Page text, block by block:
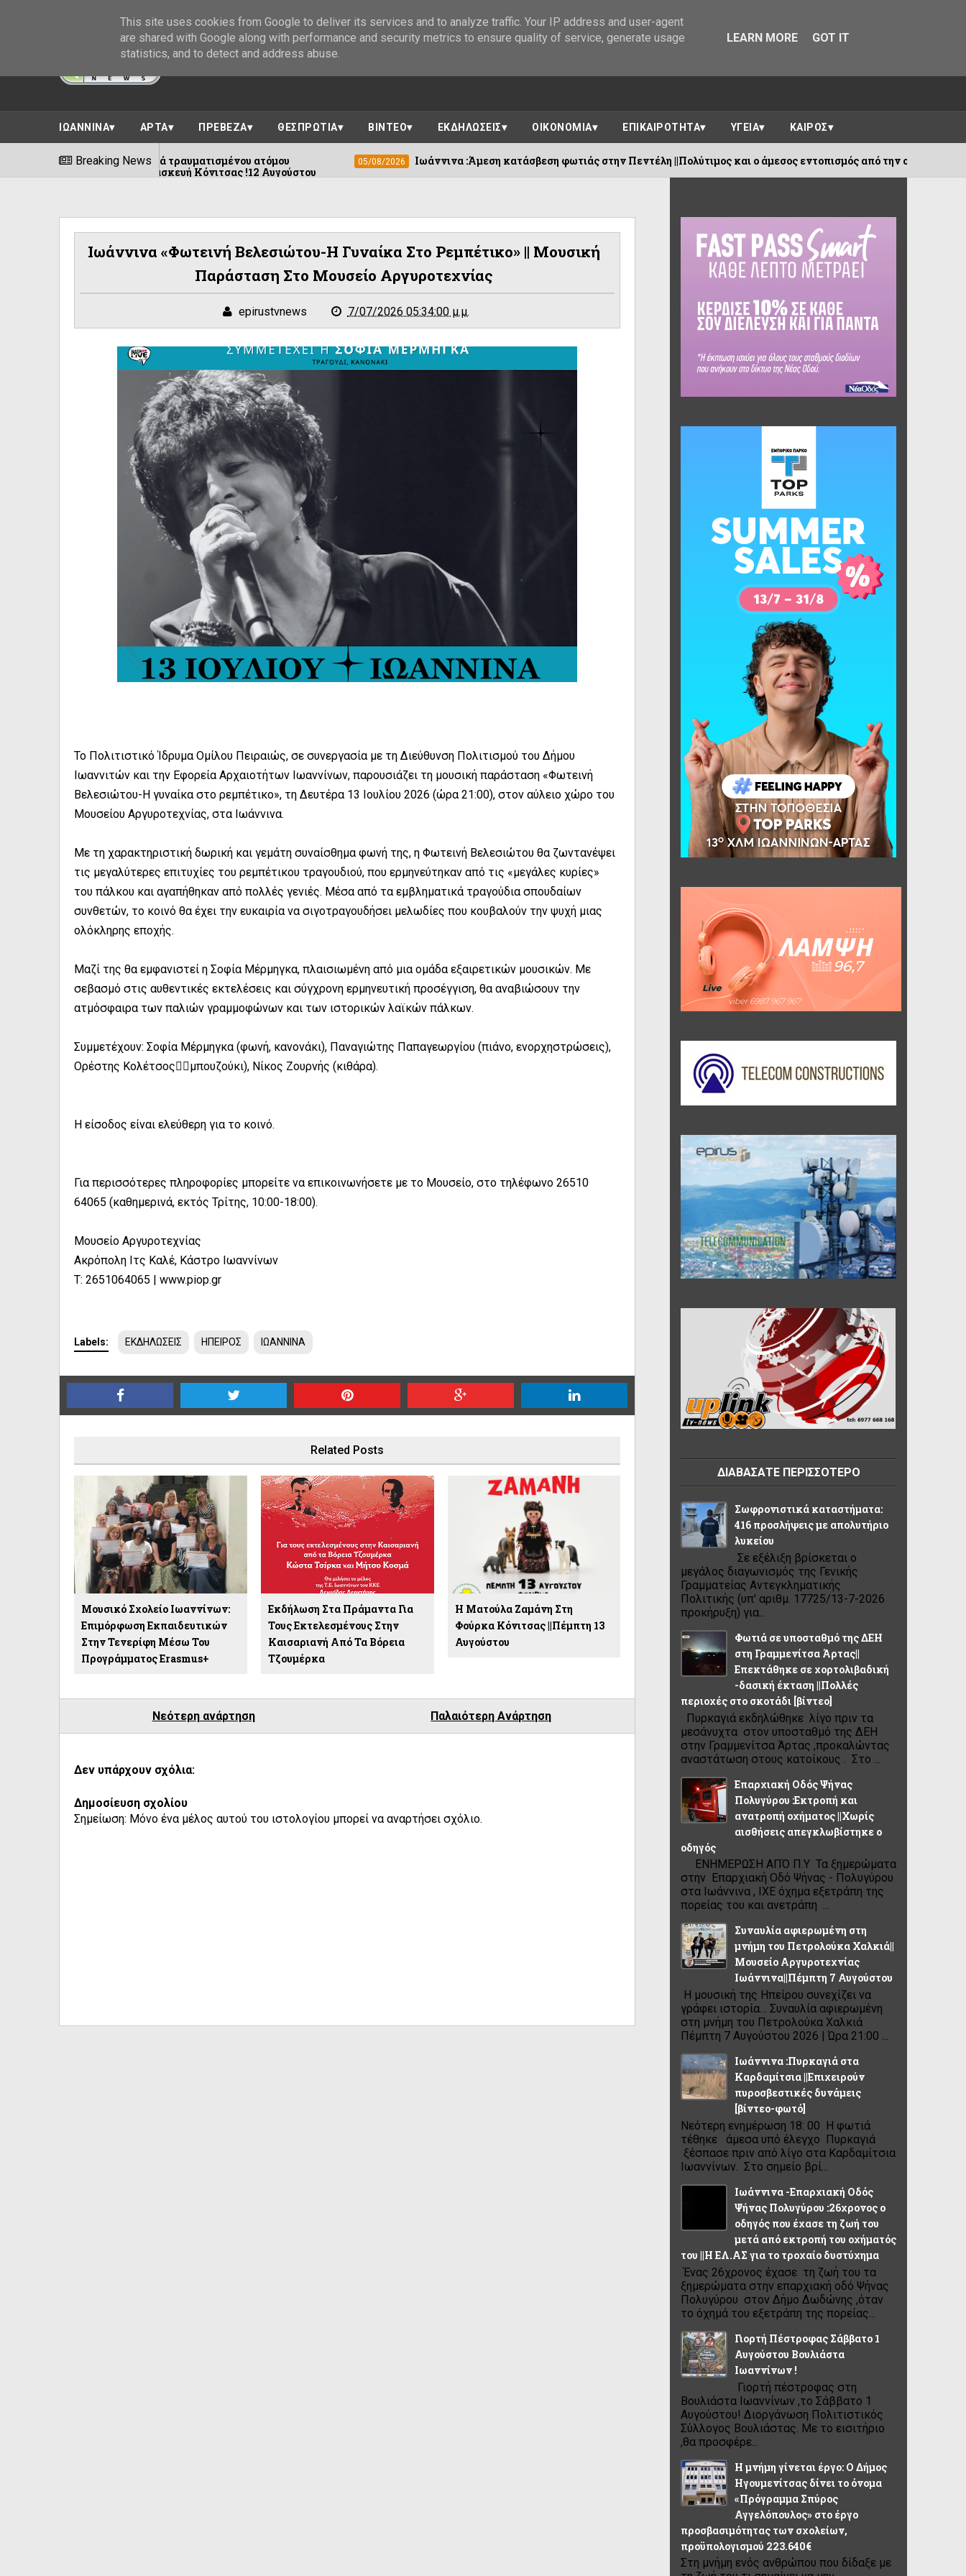
ΙΩΑΝΝΙΝΑ ΑΡΤΑ ΠΡΕΒΕΖΑ ΘΕΣΠΡΩΤΙΑ ΒΙΝΤΕΟ ΕΚΔΗΛΩΣΕΙΣ ΟΙΚΟΝΟΜΙΑ ΕΠΙΚΑΙΡΟΤΗΤΑ ΥΓΕΙΑ ΚΑΙΡΟΣ
Breaking News
τη μεταφορά τραυματισμένου ατόμου 05/08/2026
Ιωάννινα :Άμεση κατάσβεση φωτιάς στην Πεντέλη ||Πολύτιμος και ο άμεσος εντοπισμός από την ομάδα επιφυλακής της
-Αγία Παρασκευή Κόνιτσας !12 Αυγούστου
Ιωάννινα «Φωτεινή Βελεσιώτου-H Γυναίκα Στο Ρεμπέτικο» || Μουσική
Παράσταση Στο Μουσείο Αργυροτεχνίας
epirustvnews 7/07/2026 05:34:00 μ.μ.
Το Πολιτιστικό Ίδρυμα Ομίλου Πειραιώς, σε συνεργασία με τη Διεύθυνση Πολιτισμού του Δήμου
Ιωαννιτών και την Εφορεία Αρχαιοτήτων Ιωαννίνων, παρουσιάζει τη μουσική παράσταση «Φωτεινή
Βελεσιώτου-Η γυναίκα στο ρεμπέτικο», τη Δευτέρα 13 Ιουλίου 2026 (ώρα 21:00), στον αύλειο χώρο του
Μουσείου Αργυροτεχνίας, στα Ιωάννινα.
Με τη χαρακτηριστική δωρική και γεμάτη συναίσθημα φωνή της, η Φωτεινή Βελεσιώτου θα ζωντανέψει
τις μεγαλύτερες επιτυχίες του ρεμπέτικου τραγουδιού, που ερμηνεύτηκαν από τις «μεγάλες κυρίες»
του πάλκου και αγαπήθηκαν από πολλές γενιές. Μέσα από τα εμβληματικά τραγούδια σπουδαίων
συνθετών, το κοινό θα έχει την ευκαιρία να σιγοτραγουδήσει μελωδίες που κουβαλούν την ψυχή μιας
ολόκληρης εποχής.
Μαζί της θα εμφανιστεί η Σοφία Μέρμηγκα, πλαισιωμένη από μια ομάδα εξαιρετικών μουσικών. Με
σεβασμό στις αυθεντικές εκτελέσεις και σύγχρονη ερμηνευτική προσέγγιση, θα αναβιώσουν την
ατμόσφαιρα των παλιών γραμμοφώνων και των ιστορικών λαϊκών πάλκων.
Συμμετέχουν: Σοφία Μέρμηγκα (φωνή, κανονάκι), Παναγιώτης Παπαγεωργίου (πιάνο, ενορχηστρώσεις),
Ορέστης Κολέτσοςμπουζούκι), Νίκος Ζουρνής (κιθάρα).
Η είσοδος είναι ελεύθερη για το κοινό.
Για περισσότερες πληροφορίες μπορείτε να επικοινωνήσετε με το Μουσείο, στο τηλέφωνο 26510
64065 (καθημερινά, εκτός Τρίτης, 10:00-18:00).
Μουσείο Αργυροτεχνίας
Ακρόπολη Ιτς Καλέ, Κάστρο Ιωαννίνων
Τ: 2651064065 | www.piop.gr
Labels: ΕΚΔΗΛΩΣΕΙΣ ΗΠΕΙΡΟΣ ΙΩΑΝΝΙΝΑ
Related Posts
Μουσικό Σχολείο Ιωαννίνων:
Επιμόρφωση Εκπαιδευτικών
Στην Τενερίφη Μέσω Του
Προγράμματος Erasmus+
Εκδήλωση Στα Πράμαντα Για
Τους Εκτελεσμένους Στην
Καισαριανή Από Τα Βόρεια
Τζουμέρκα
Η Ματούλα Ζαμάνη Στη
Φούρκα Κόνιτσας ||Πέμπτη 13
Αυγούστου
Νεότερη ανάρτηση Παλαιότερη Ανάρτηση
Δεν υπάρχουν σχόλια:
Δημοσίευση σχολίου
Σημείωση: Μόνο ένα μέλος αυτού του ιστολογίου μπορεί να αναρτήσει σχόλιο.
ΔΙΑΒΑΣΑΤΕ ΠΕΡΙΣΣΟΤΕΡΟ
Σωφρονιστικά καταστήματα:
416 προσλήψεις με απολυτήριο
λυκείου
Σε εξέλιξη βρίσκεται ο
μεγάλος διαγωνισμός της Γενικής
Γραμματείας Αντεγκληματικής
Πολιτικής (υπ' αριθμ. 17725/13-7-2026
προκήρυξη) για...
Φωτιά σε υποσταθμό της ΔΕΗ
στη Γραμμενίτσα Άρτας||
Επεκτάθηκε σε χορτολιβαδική
-δασική έκταση ||Πολλές
περιοχές στο σκοτάδι [βίντεο]
Πυρκαγιά εκδηλώθηκε λίγο πριν τα
μεσάνυχτα στον υποσταθμό της ΔΕΗ
στην Γραμμενίτσα Άρτας ,προκαλώντας
αναστάτωση στους κατοίκους . Στο ...
Επαρχιακή Οδός Ψήνας
Πολυγύρου :Εκτροπή και
ανατροπή οχήματος ||Χωρίς
αισθήσεις απεγκλωβίστηκε ο
οδηγός
ΕΝΗΜΕΡΩΣΗ ΑΠΌ Π.Υ Τα ξημερώματα
στην Επαρχιακή Οδό Ψήνας - Πολυγύρου
στα Ιωάννινα , ΙΧΕ όχημα εξετράπη της
πορείας του και ανετράπη ...
Συναυλία αφιερωμένη στη
μνήμη του Πετρολούκα Χαλκιά||
Μουσείο Αργυροτεχνίας
Ιωάννινα||Πέμπτη 7 Αυγούστου
Η μουσική της Ηπείρου συνεχίζει να
γράφει ιστορία… Συναυλία αφιερωμένη
στη μνήμη του Πετρολούκα Χαλκιά
Πέμπτη 7 Αυγούστου 2026 | Ώρα 21:00 ...
Ιωάννινα :Πυρκαγιά στα
Καρδαμίτσια ||Επιχειρούν
πυροσβεστικές δυνάμεις
[βίντεο-φωτό]
Νεότερη ενημέρωση 18: 00 Η φωτιά
τέθηκε άμεσα υπό έλεγχο Πυρκαγιά
ξέσπασε πριν από λίγο στα Καρδαμίτσια
Ιωαννίνων. Στο σημείο βρί...
Ιωάννινα -Επαρχιακή Οδός
Ψήνας Πολυγύρου :26χρονος ο
οδηγός που έχασε τη ζωή του
μετά από εκτροπή του οχήματός
του ||Η ΕΛ.ΑΣ για το τροχαίο δυστύχημα
Ένας 26χρονος έχασε τη ζωή του τα
ξημερώματα στην επαρχιακή οδό Ψήνας
Πολυγύρου στον Δήμο Δωδώνης ,όταν
το όχημά του εξετράπη της πορείας...
Γιορτή Πέστροφας Σάββατο 1
Αυγούστου Βουλιάστα
Ιωαννίνων !
Γιορτή πέστροφας στη
Βουλιάστα Ιωαννίνων ,το Σάββατο 1
Αυγούστου! Διοργάνωση Πολιτιστικός
Σύλλογος Βουλιάστας. Με το εισιτήριο
,θα προσφέρε...
Η μνήμη γίνεται έργο: Ο Δήμος
Ηγουμενίτσας δίνει το όνομα
«Πρόγραμμα Σπύρος
Αγγελόπουλος» στο έργο
προσβασιμότητας των σχολείων,
προϋπολογισμού 223.640€
Στη μνήμη ενός ανθρώπου που δίδαξε με
This site uses cookies from Google to deliver its services and to analyze traffic. Your IP address and user-agent
are shared with Google along with performance and security metrics to ensure quality of service, generate usage
statistics, and to detect and address abuse.
LEARN MORE GOT IT